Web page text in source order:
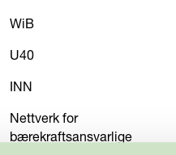
WiB
U40
INN
Nettverk for
bærekraftsansvarlige